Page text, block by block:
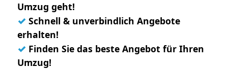
Umzug geht!
✓ Schnell & unverbindlich Angebote
erhalten!
✓ Finden Sie das beste Angebot für Ihren
Umzug!